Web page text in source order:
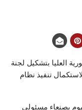
العليا بتشكيل لجنة
تنفيذ نظام
بصنعاء مسئولي